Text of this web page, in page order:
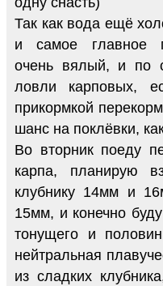
Так как вода ещё
и самое главное
очень вялый, и по
ловли карповых,
прикормкой
шанс на поклёвки,
Во вторник поеду
карпа, планирую
клубнику 14мм и
15мм, и конечно
тонущего и
нейтральная
из сладких